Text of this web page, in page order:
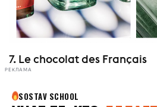
7. Le chocolat des Français
РЕКЛАМА